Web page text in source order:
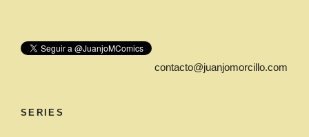
contacto@juanjomorcillo.com
SERIES